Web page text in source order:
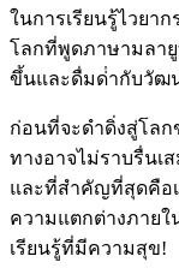
ในการเรียนรู้ไวย
โลกที่พูดภาษามลา
ขึ้นและดื่มด่ํากับวัฒ
ก่อนที่จะดําดิ่งสู่โลก
ทางอาจไม่ราบรื่นเ
และที่สําคัญที่สุดคือ
ความแตกต่างภายใ
เรียนรู้ที่มีความสุข!